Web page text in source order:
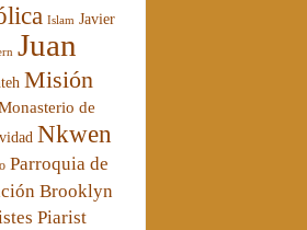
Islam Javier
Juan
Misión
de
Nkwen
Parroquia de
Brooklyn
Piarist